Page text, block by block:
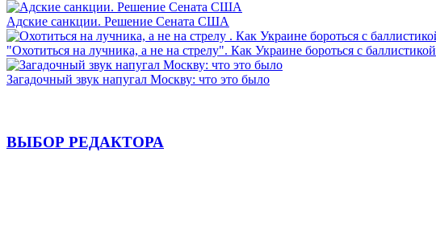
Адские санкции. Решение Сената США
"Охотиться на лучника, а не на стрелу". Как Украине бороться с баллистикой
Загадочный звук напугал Москву: что это было
ВЫБОР РЕДАКТОРА